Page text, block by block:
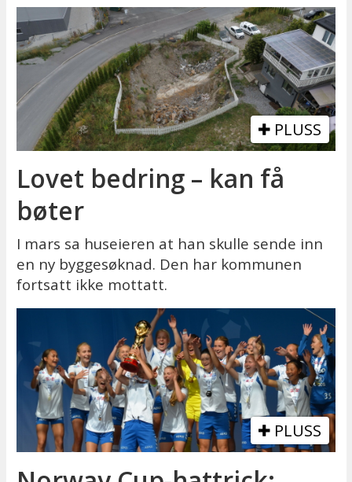
PLUSS
Lovet bedring – kan få
bøter
I mars sa huseieren at han skulle sende inn
en ny byggesøknad. Den har kommunen
fortsatt ikke mottatt.
PLUSS